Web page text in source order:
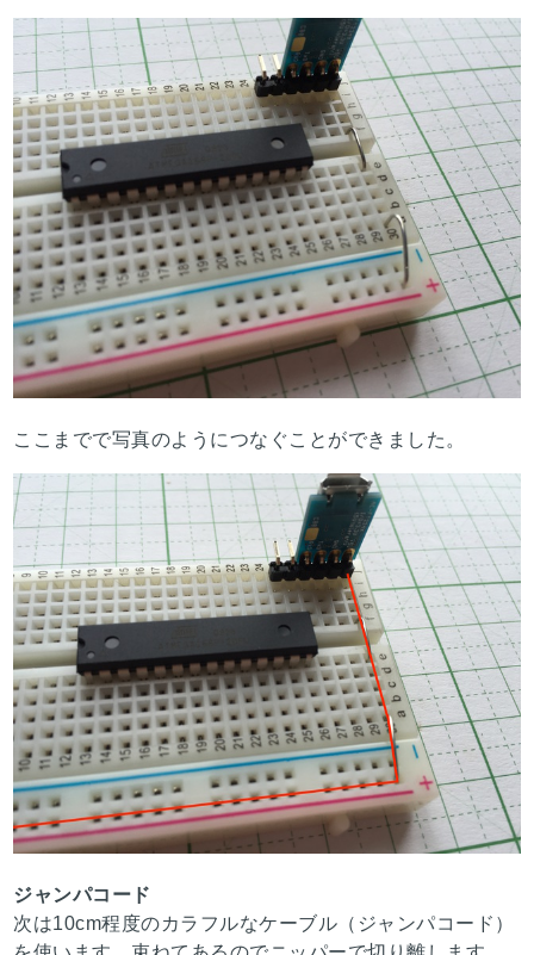
ここまでで写真のようにつなぐことができました。
ジャンパコード
次は10cm程度のカラフルなケーブル（ジャンパコード）